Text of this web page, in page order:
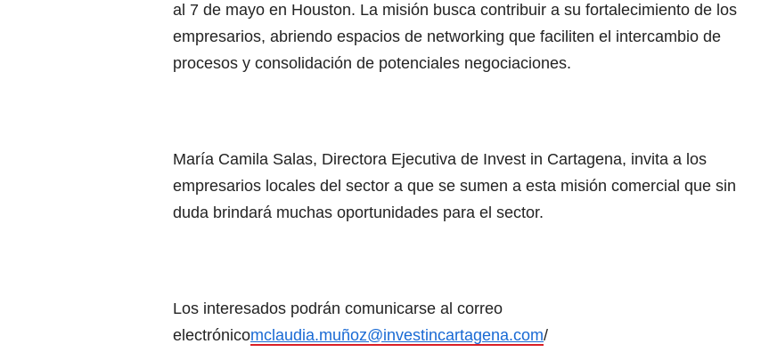
al 7 de mayo en Houston. La misión busca contribuir a su fortalecimiento de los
empresarios, abriendo espacios de networking que faciliten el intercambio de
procesos y consolidación de potenciales negociaciones.
María Camila Salas, Directora Ejecutiva de Invest in Cartagena, invita a los
empresarios locales del sector a que se sumen a esta misión comercial que sin
duda brindará muchas oportunidades para el sector.
Los interesados podrán comunicarse al correo
electrónicomclaudia.muñoz@investincartagena.com/